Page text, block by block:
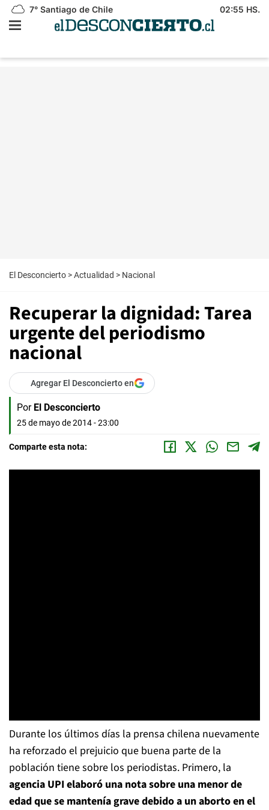
7° Santiago de Chile 02:55 HS.
El Desconcierto >Actualidad > Nacional
Recuperar la dignidad: Tarea
urgente del periodismo
nacional
Agregar El Desconcierto en
Por El Desconcierto
25 de mayo de 2014 - 23:00
Comparte esta nota:
Durante los últimos días la prensa chilena nuevamente
ha reforzado el prejuicio que buena parte de la
población tiene sobre los periodistas. Primero, la
agencia UPI elaboró una nota sobre una menor de
edad que se mantenía grave debido a un aborto en el